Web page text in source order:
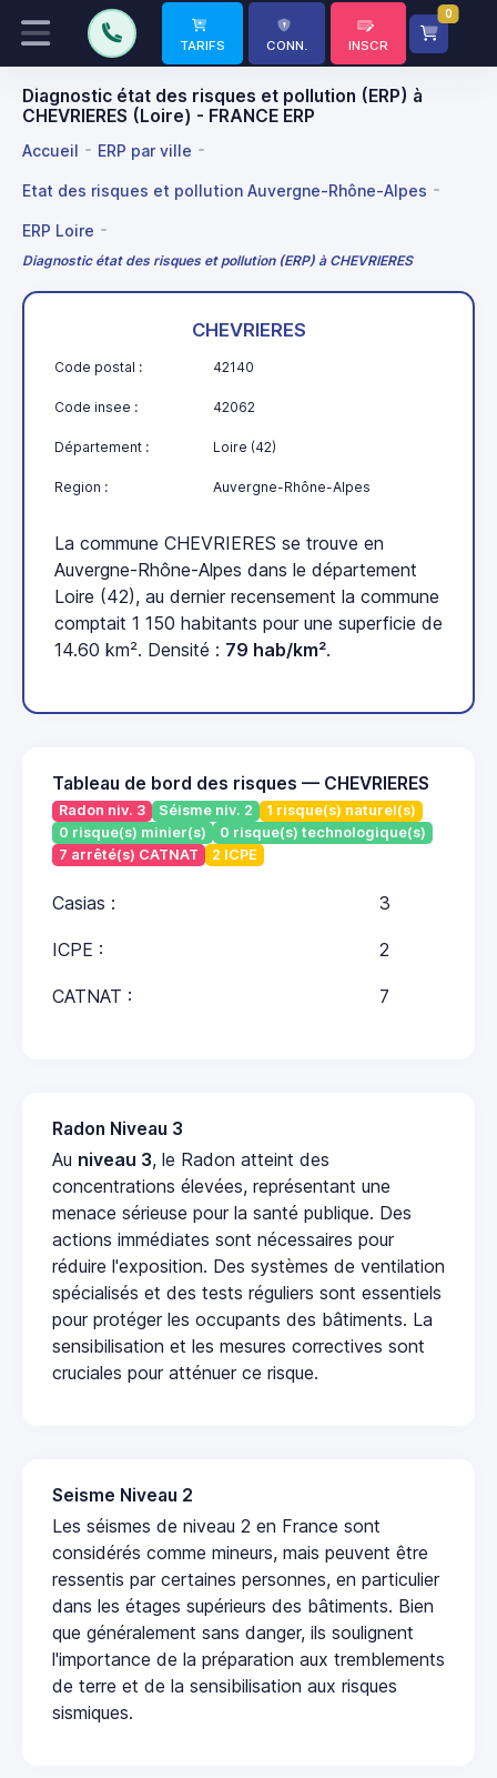
TARIFS CONN. INSCR
0
Diagnostic état des risques et pollution (ERP) à
CHEVRIERES (Loire) - FRANCE ERP
Accueil ERP par ville
Etat des risques et pollution Auvergne-Rhône-Alpes
ERP Loire
Diagnostic état des risques et pollution (ERP) à CHEVRIERES
CHEVRIERES
Code postal : 42140
Code insee : 42062
Département : Loire (42)
Region : Auvergne-Rhône-Alpes
La commune CHEVRIERES se trouve en
Auvergne-Rhône-Alpes dans le département
Loire (42), au dernier recensement la commune
comptait 1 150 habitants pour une superficie de
14.60 km². Densité : 79 hab/km².
Tableau de bord des risques — CHEVRIERES
Radon niv. 3 Séisme niv. 2
1 risque(s) naturel(s)
0 risque(s) minier(s)
0 risque(s) technologique(s)
7 arrêté(s) CATNAT
2 ICPE
Casias : 3
ICPE : 2
CATNAT : 7
Radon Niveau 3
Au niveau 3, le Radon atteint des
concentrations élevées, représentant une
menace sérieuse pour la santé publique. Des
actions immédiates sont nécessaires pour
réduire l'exposition. Des systèmes de ventilation
spécialisés et des tests réguliers sont essentiels
pour protéger les occupants des bâtiments. La
sensibilisation et les mesures correctives sont
cruciales pour atténuer ce risque.
Seisme Niveau 2
Les séismes de niveau 2 en France sont
considérés comme mineurs, mais peuvent être
ressentis par certaines personnes, en particulier
dans les étages supérieurs des bâtiments. Bien
que généralement sans danger, ils soulignent
l'importance de la préparation aux tremblements
de terre et de la sensibilisation aux risques
sismiques.